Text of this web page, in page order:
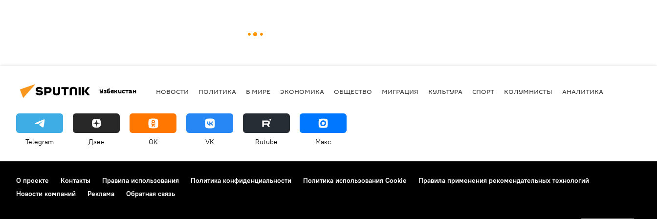
Узбекистан НОВОСТИ ПОЛИТИКА В МИРЕ ЭКОНОМИКА ОБЩЕСТВО МИГРАЦИЯ КУЛЬТУРА СПОРТ КОЛУМНИСТЫ АНАЛИТИКА
Telegram Дзен OK VK Rutube Макс
О проекте Контакты Правила использования Политика конфиденциальности Политика использования Cookie
Правила применения рекомендательных технологий
Новости компаний
Реклама Обратная связь